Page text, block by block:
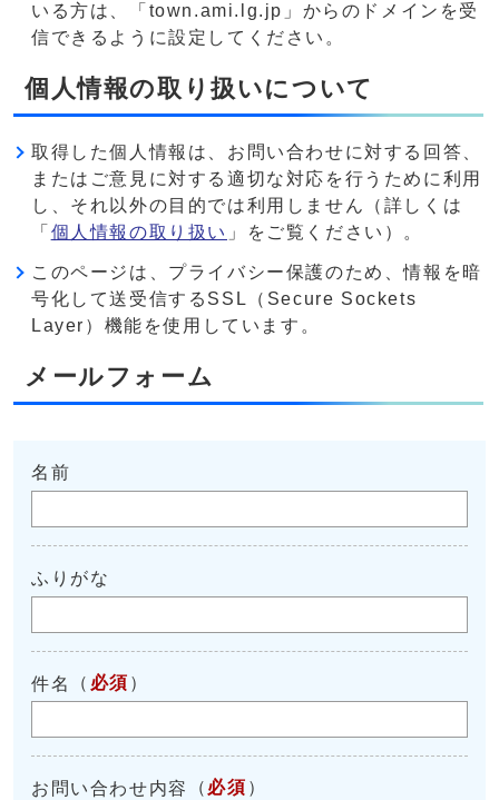
いる方は、「town.ami.lg.jp」からのドメインを受
信できるように設定してください。
個人情報の取り扱いについて
取得した個人情報は、お問い合わせに対する回答、
またはご意見に対する適切な対応を行うために利用
し、それ以外の目的では利用しません（詳しくは
「 個人情報の取り扱い 」をご覧ください）。
このページは、プライバシー保護のため、情報を暗
号化して送受信するSSL（Secure Sockets
Layer）機能を使用しています。
メールフォーム
名前
ふりがな
件名 （ 必須 ）
お問い合わせ内容 （ 必須 ）